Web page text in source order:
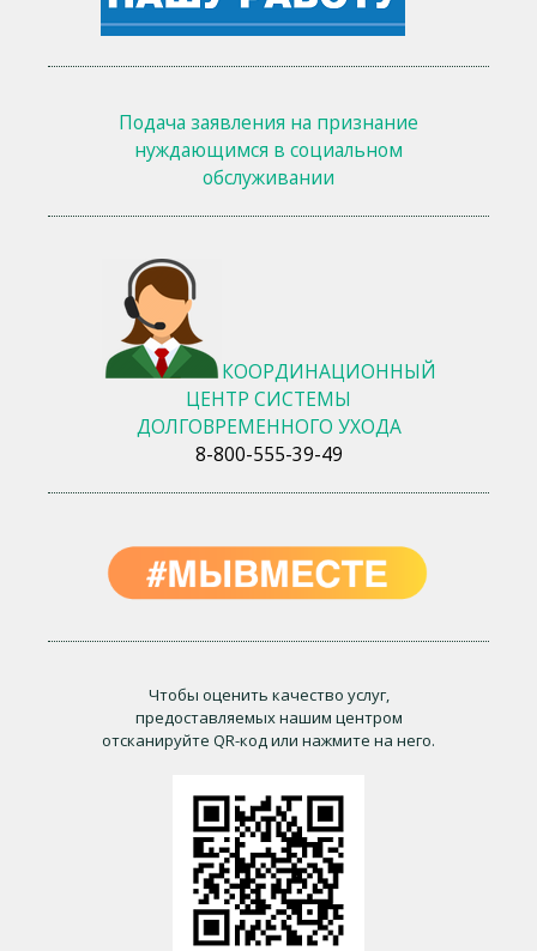
Подача заявления на признание
нуждающимся в социальном
обслуживании
КООРДИНАЦИОННЫЙ
ЦЕНТР СИСТЕМЫ
ДОЛГОВРЕМЕННОГО УХОДА
8-800-555-39-49
Чтобы оценить качество услуг,
предоставляемых нашим центром
отсканируйте QR-код или нажмите на него.